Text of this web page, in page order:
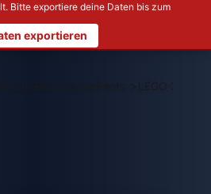
Bitte exportiere deine Daten bis zum
exportieren
SquarePants > LEGO 3834